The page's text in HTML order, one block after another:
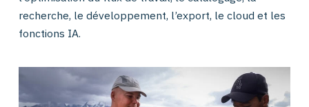
recherche, le développement, l’export, le cloud et les
fonctions IA.